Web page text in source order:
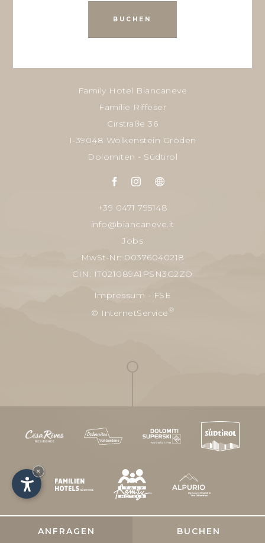
ANFRAGEN BUCHEN
BUCHEN
Family Hotel Biancaneve
Familie Riffeser
Cirstraße 36
I-39048 Wolkenstein Gröden
Dolomiten - Südtirol
+39 0471 795148
info@biancaneve.it
Jobs
MwSt-Nr: 00376040218
CIN: IT021089A1PSN3G2ZO
Impressum - FSE
© InternetService®
×